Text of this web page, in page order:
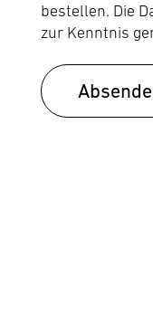
bestellen. Die
zur Kenntnis